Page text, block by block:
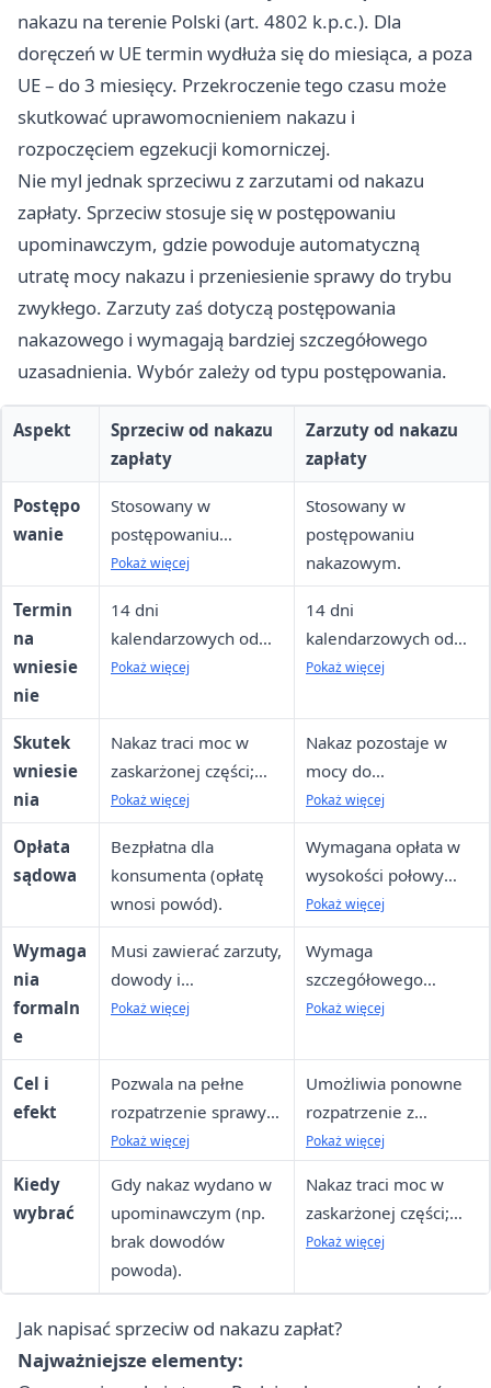
nakazu na terenie Polski (art. 4802 k.p.c.). Dla
doręczeń w UE termin wydłuża się do miesiąca, a poza
UE – do 3 miesięcy. Przekroczenie tego czasu może
skutkować uprawomocnieniem nakazu i
rozpoczęciem egzekucji komorniczej.
Nie myl jednak sprzeciwu z zarzutami od nakazu
zapłaty. Sprzeciw stosuje się w postępowaniu
upominawczym, gdzie powoduje automatyczną
utratę mocy nakazu i przeniesienie sprawy do trybu
zwykłego. Zarzuty zaś dotyczą postępowania
nakazowego i wymagają bardziej szczegółowego
uzasadnienia. Wybór zależy od typu postępowania.
Aspekt
Sprzeciw od nakazu
zapłaty
Zarzuty od nakazu
zapłaty
Postępo
wanie
Stosowany w
postępowaniu
upominawczym (w
tym elektronicznym
EPU).
Pokaż więcej
Stosowany w
postępowaniu
nakazowym.
Termin
na
wniesie
nie
14 dni
kalendarzowych od
doręczenia (w Polsce;
miesiące poza UE).
Pokaż więcej
14 dni
kalendarzowych od
doręczenia
sprzeciwu).
Pokaż więcej
Skutek
wniesie
nia
Nakaz traci moc w
zaskarżonej części;
sprawa przechodzi do
trybu zwykłego,
egzekucja
wstrzymana
automatycznie.
Pokaż więcej
Nakaz pozostaje w
mocy do
rozstrzygnięcia;
egzekucja
wstrzymana po
wniesieniu zarzutów,
ale może być
podstawą
zabezpieczenia.
Pokaż więcej
Opłata
sądowa
Bezpłatna dla
konsumenta (opłatę
wnosi powód).
Wymagana opłata w
wysokości połowy
opłaty od pozwu
(może być zwolniona).
Pokaż więcej
Wymaga
nia
formaln
e
Musi zawierać zarzuty,
dowody i
uzasadnienie; brak
formalne mogą
prowadzić do
odrzucenia.
Pokaż więcej
Wymaga
szczegółowego
uzasadnienia i
odrzucić, jeśli
nieopłacone lub
nieuzasadnione.
Pokaż więcej
Cel i
efekt
Pozwala na pełne
rozpatrzenie sprawy
w trybie zwykłym, z
możliwością zebrania
dowodów.
Pokaż więcej
Umożliwia ponowne
rozpatrzenie z
dodatkowymi
argumentami, ale
nakaz jest
egzekwowalny do
czasu wyroku.
Pokaż więcej
Kiedy
wybrać
Gdy nakaz wydano w
upominawczym (np.
brak dowodów
powoda).
Nakaz traci moc w
zaskarżonej części;
sprawa przechodzi do
egzekucja
wstrzymana
Pokaż więcej
Jak napisać sprzeciw od nakazu zapłat?
Najważniejsze elementy: